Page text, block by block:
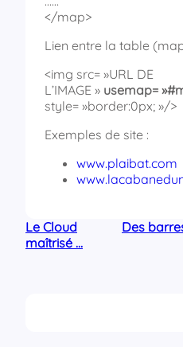
</map>
Lien entre la table
<img src= »URL DE
L’IMAGE » usemap=
style= »border:0px; »/>
Exemples de site :
www.plaibat.com
Le Cloud
maîtrisé …
Des